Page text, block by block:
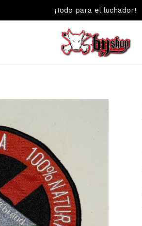
¡Todo para el luchador!